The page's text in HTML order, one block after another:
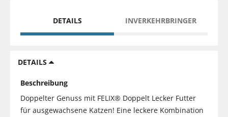
DETAILS INVERKEHRBRINGER
DETAILS
Beschreibung
Doppelter Genuss mit FELIX® Doppelt Lecker Futter
für ausgewachsene Katzen! Eine leckere Kombination